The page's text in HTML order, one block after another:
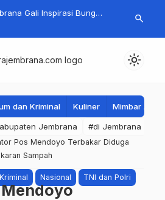
Gali Inspirasi Bung
Rasa
Pemkab
Hukum Datun
search
light_mode
dan Kriminal Kuliner Mimbar
Jembrana #di Jembrana
Pos Mendoyo Terbakar Diduga
Sampah
Nasional TNI dan Polri